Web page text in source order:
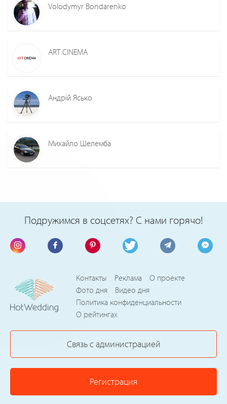
Volodymyr Bondarenko
ART CINEMA
Андрій Ясько
Михайло Шелемба
Подружимся в соцсетях? С нами горячо!
Контакты Реклама
О проекте
Фото дня
Видео дня
Политика конфиденциальности
О рейтингах
Связь с администрацией
Регистрация